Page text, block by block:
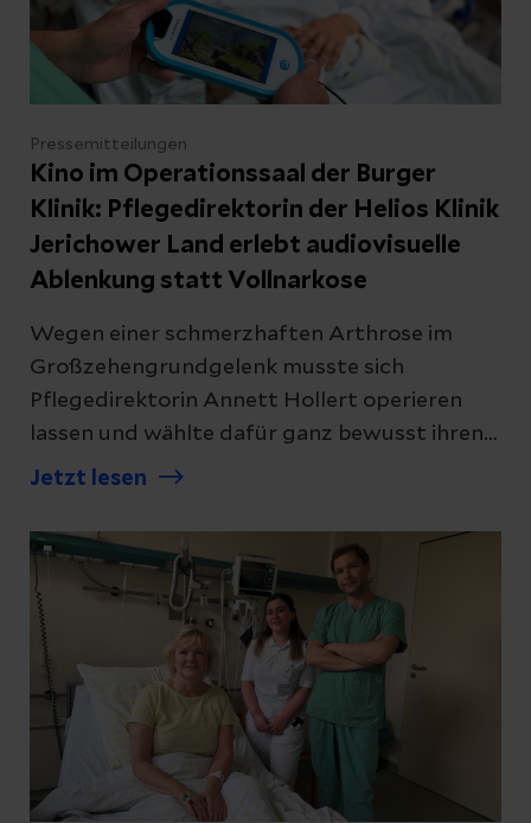
Pressemitteilungen
Kino im Operationssaal der Burger
Klinik: Pflegedirektorin der Helios Klinik
Jerichower Land erlebt audiovisuelle
Ablenkung statt Vollnarkose
Wegen einer schmerzhaften Arthrose im
Großzehengrundgelenk musste sich
Pflegedirektorin Annett Hollert operieren
lassen und wählte dafür ganz bewusst ihren
eigenen Arbeitsplatz, die Helios Klinik
Eingriff: Dank einer Videobrille konnte sie die
Operation entspannt und völlig ohne weitere
Beruhigungsmittel miterleben.
Jetzt lesen